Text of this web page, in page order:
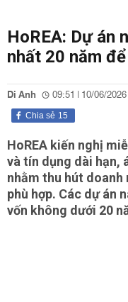
HoREA: Dự án
nhất 20 năm
Di Anh 09:51 | 10/06/2026
15
Chia sẻ
HoREA kiến nghị
và tín dụng dài hạn,
nhằm thu hút doanh
phù hợp. Các dự án
vốn không dưới 20